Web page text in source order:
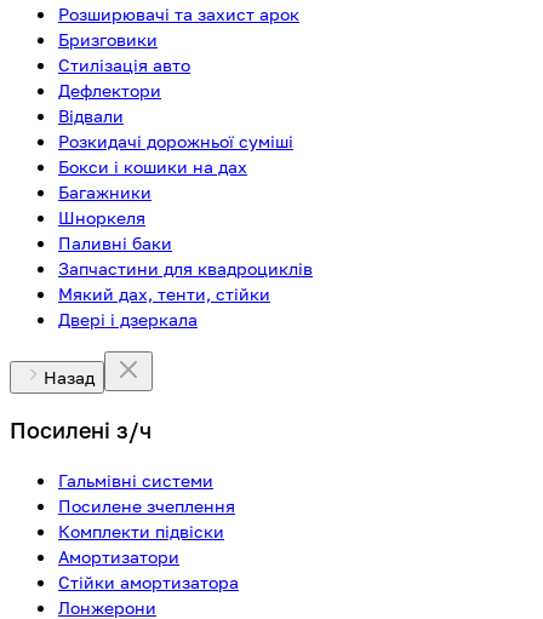
Розширювачі та захист арок
Бризговики
Стилізація авто
Дефлектори
Відвали
Розкидачі дорожньої суміші
Бокси і кошики на дах
Багажники
Шноркеля
Паливні баки
Запчастини для квадроциклів
Мякий дах, тенти, стійки
Двері і дзеркала
Назад
Посилені з/ч
Гальмівні системи
Посилене зчеплення
Комплекти підвіски
Амортизатори
Стійки амортизатора
Лонжерони